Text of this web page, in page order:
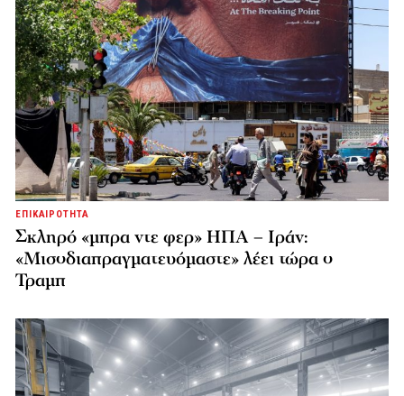
ΕΠΙΚΑΙΡΟΤΗΤΑ
Σκληρό «μπρα ντε φερ» ΗΠΑ – Ιράν:
«Μισοδιαπραγματευόμαστε» λέει τώρα ο
Τραμπ